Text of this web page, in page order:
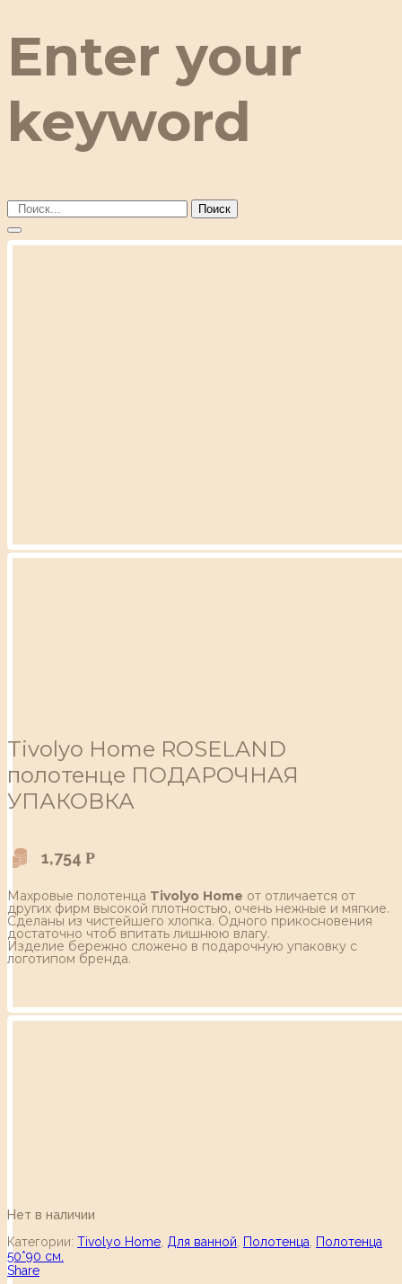
Enter your
keyword
Поиск
Tivolyo Home ROSELAND
полотенце ПОДАРОЧНАЯ
УПАКОВКА
1,754 Р
Махровые полотенца Tivolyo Home от отличается от
других фирм высокой плотностью, очень нежные и мягкие.
Сделаны из чистейшего хлопка. Одного прикосновения
достаточно чтоб впитать лишнюю влагу.
Изделие бережно сложено в подарочную упаковку с
логотипом бренда.
Нет в наличии
Категории: Tivolyo Home Для ванной Полотенца
Полотенца
50*90 см.
Share